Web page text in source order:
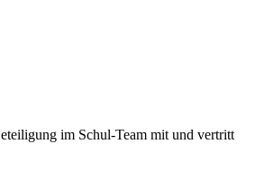
im Schul-Team mit und vertritt